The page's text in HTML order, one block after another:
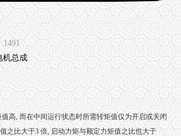
1491
高, 而在中间运行状态时所需转矩值仅为开启或关闭
之比大于3 倍, 启动力矩与额定力矩值之比也大于